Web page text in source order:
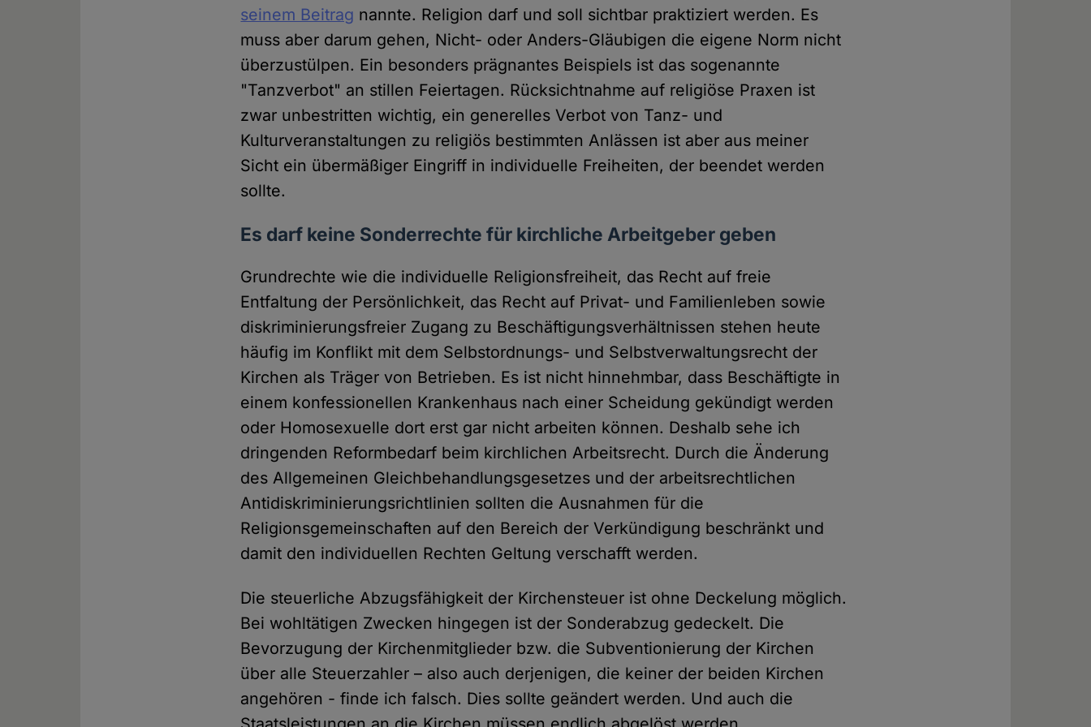
seinem Beitrag nannte. Religion darf und soll sichtbar praktiziert werden. Es
muss aber darum gehen, Nicht- oder Anders-Gläubigen die eigene Norm nicht
überzustülpen. Ein besonders prägnantes Beispiels ist das sogenannte
"Tanzverbot" an stillen Feiertagen. Rücksichtnahme auf religiöse Praxen ist
zwar unbestritten wichtig, ein generelles Verbot von Tanz- und
Kulturveranstaltungen zu religiös bestimmten Anlässen ist aber aus meiner
Sicht ein übermäßiger Eingriff in individuelle Freiheiten, der beendet werden
sollte.
Es darf keine Sonderrechte für kirchliche Arbeitgeber geben
Grundrechte wie die individuelle Religionsfreiheit, das Recht auf freie
Entfaltung der Persönlichkeit, das Recht auf Privat- und Familienleben sowie
diskriminierungsfreier Zugang zu Beschäftigungsverhältnissen stehen heute
häufig im Konflikt mit dem Selbstordnungs- und Selbstverwaltungsrecht der
Kirchen als Träger von Betrieben. Es ist nicht hinnehmbar, dass Beschäftigte in
einem konfessionellen Krankenhaus nach einer Scheidung gekündigt werden
oder Homosexuelle dort erst gar nicht arbeiten können. Deshalb sehe ich
dringenden Reformbedarf beim kirchlichen Arbeitsrecht. Durch die Änderung
des Allgemeinen Gleichbehandlungsgesetzes und der arbeitsrechtlichen
Antidiskriminierungsrichtlinien sollten die Ausnahmen für die
Religionsgemeinschaften auf den Bereich der Verkündigung beschränkt und
damit den individuellen Rechten Geltung verschafft werden.
Die steuerliche Abzugsfähigkeit der Kirchensteuer ist ohne Deckelung möglich.
Bei wohltätigen Zwecken hingegen ist der Sonderabzug gedeckelt. Die
Bevorzugung der Kirchenmitglieder bzw. die Subventionierung der Kirchen
über alle Steuerzahler – also auch derjenigen, die keiner der beiden Kirchen
angehören - finde ich falsch. Dies sollte geändert werden. Und auch die